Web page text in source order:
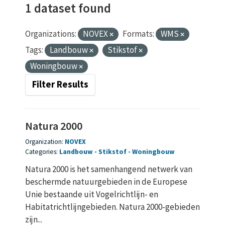
1 dataset found
Organizations: NOVEX Formats:
WMS
Tags:
Landbouw
Stikstof
Woningbouw
Filter Results
Natura 2000
Organization: NOVEX
Categories: Landbouw Stikstof Woningbouw
Natura 2000 is het samenhangend netwerk van
beschermde natuurgebieden in de Europese
Unie bestaande uit Vogelrichtlijn- en
Habitatrichtlijngebieden. Natura 2000-gebieden
zijn...